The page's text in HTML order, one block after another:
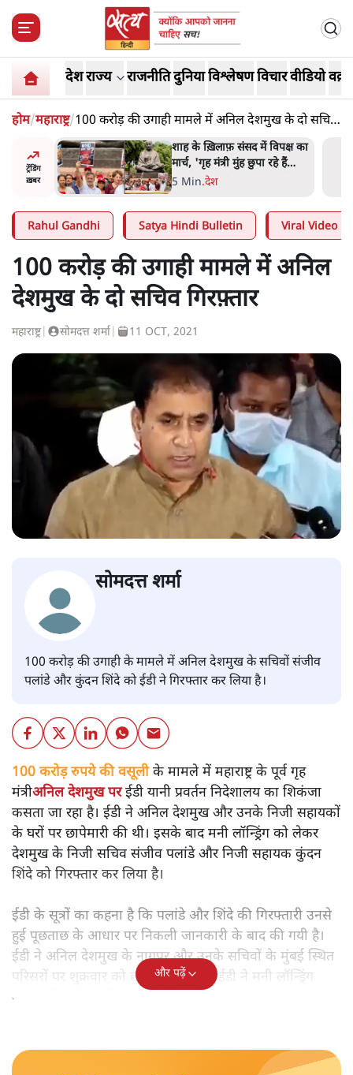
देशराज्य राजनीतिदुनियाविश्लेषणविचारवीडियो
होम/महाराष्ट्र/100 करोड़ की उगाही मामले में अनिल देशमुख के दो सचिव
गिरफ़्तार
ट्रेंडिंग
ख़बर
शाह के ख़िलाफ़ संसद में विपक्ष का
मार्च, 'गृह मंत्री मुंह छुपा रहे हैं
क्योंकि वो छात्रों के गुनहगार हैं'
5 Min.देश
Rahul Gandhi Satya Hindi Bulletin Viral Video
100 करोड़ की उगाही मामले में अनिल
देशमुख के दो सचिव गिरफ़्तार
महाराष्ट्र| सोमदत्त शर्मा 11 OCT, 2021
सोमदत्त शर्मा
100 करोड़ की उगाही के मामले में अनिल देशमुख के सचिवों संजीव
पलांडे और कुंदन शिंदे को ईडी ने गिरफ्तार कर लिया है।
100 करोड़ रुपये की वसूलीके मामले में महाराष्ट्र के पूर्व गृह
मंत्रीअनिल देशमुख परईडी यानी प्रवर्तन निदेशालय का शिकंजा
कसता जा रहा है। ईडी ने अनिल देशमुख और उनके निजी सहायकों
के घरों पर छापेमारी की थी। इसके बाद मनी लॉन्ड्रिंग को लेकर
देशमुख के निजी सचिव संजीव पलांडे और निजी सहायक कुंदन
शिंदे को गिरफ्तार कर लिया है।
ईडी के सूत्रों का कहना है कि पलांडे और शिंदे की गिरफ्तारी उनसे
हुई पूछताछ के आधार पर निकली जानकारी के बाद की गयी है।
ईडी ने अनिल देशमुख के नागपुर और उनके सचिवों के मुंबई स्थित
परिसरों पर शुक्रवार को छापेमारी की थी। ईडी ने मनी लॉन्ड्रिंग
मामले में देशमुख को समन भी किया है।
और पढ़ें